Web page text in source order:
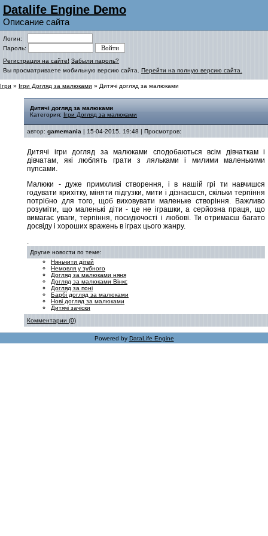
Datalife Engine Demo
Описание сайта
Логин:
Пароль:
Регистрация на сайте! Забыли пароль?
Вы просматриваете мобильную версию сайта. Перейти на полную версию сайта.
Ігри » Ігри Догляд за малюками » Дитячі догляд за малюками
Дитячі догляд за малюками
Категория: Ігри Догляд за малюками
автор: gamemania | 15-04-2015, 19:48 | Просмотров:
Дитячі ігри догляд за малюками сподобаються всім дівчаткам і
дівчатам, які люблять грати з ляльками і милими маленькими
пупсами.
Малюки - дуже примхливі створення, і в нашій грі ти навчишся
годувати крихітку, міняти підгузки, мити і дізнаєшся, скільки терпіння
потрібно для того, щоб виховувати маленьке створіння. Важливо
розуміти, що маленькі діти - це не іграшки, а серйозна праця, що
вимагає уваги, терпіння, посидючості і любові. Ти отримаєш багато
досвіду і хороших вражень в іграх цього жанру.
.
Другие новости по теме:
Няньчити дітей
Немовля у зубного
Догляд за малюками няня
Догляд за малюками Вінкс
Догляд за поні
Барбі догляд за малюками
Нові догляд за малюками
Дитячі зачіски
Комментарии (0)
Powered by DataLife Engine